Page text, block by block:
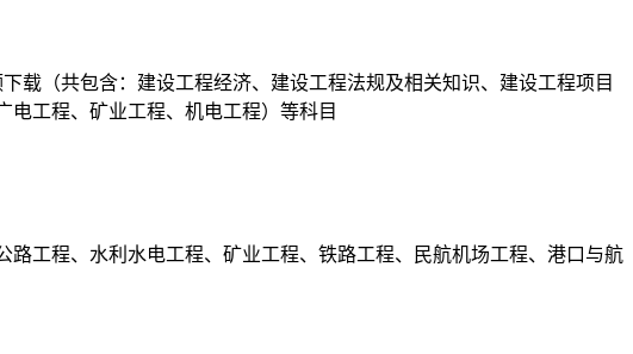
载（共包含：建设工程经济、建设工程法规及相关知识、建设工程项目
工程、矿业工程、机电工程）等科目
工程、水利水电工程、矿业工程、铁路工程、民航机场工程、港口与航